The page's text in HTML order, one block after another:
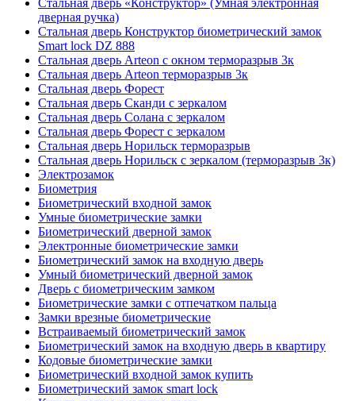
Стальная дверь «Конструктор» (Умная электронная
дверная ручка)
Стальная дверь Конструктор биометрический замок
Smart lock DZ 888
Стальная дверь Arteon с окном терморазрыв 3к
Стальная дверь Arteon терморазрыв 3к
Стальная дверь Форест
Стальная дверь Сканди с зеркалом
Стальная дверь Солана с зеркалом
Стальная дверь Форест с зеркалом
Стальная дверь Норильск терморазрыв
Стальная дверь Норильск с зеркалом (терморазрыв 3к)
Электрозамок
Биометрия
Биометрический входной замок
Умные биометрические замки
Биометрический дверной замок
Электронные биометрические замки
Биометрический замок на входную дверь
Умный биометрический дверной замок
Дверь с биометрическим замком
Биометрические замки с отпечатком пальца
Замки врезные биометрические
Встраиваемый биометрический замок
Биометрический замок на входную дверь в квартиру
Кодовые биометрические замки
Биометрический входной замок купить
Биометрический замок smart lock